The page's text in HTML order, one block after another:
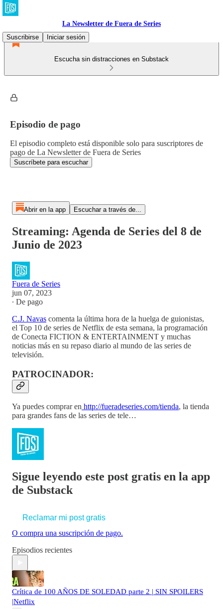
La Newsletter de Fuera de Series
Suscribirse
Iniciar sesión
Escucha sin distracciones en Substack
Episodio de pago
El episodio completo está disponible solo para suscriptores de
pago de La Newsletter de Fuera de Series
Suscríbete para escuchar
Abrir en la app Escuchar a través de...
Streaming: Agenda de Series del 8 de
Junio de 2023
Fuera de Series
jun 07, 2023
∙ De pago
C.J. Navas comenta la última hora de la huelga de guionistas,
el Top 10 de series de Netflix de esta semana, la programación
de Conecta FICTION & ENTERTAINMENT y muchas
noticias más en su repaso diario al mundo de las series de
televisión.
PATROCINADOR:
Ya puedes comprar en http://fueradeseries.com/tienda, la tienda
para grandes fans de las series de tele…
Sigue leyendo este post gratis en la app
de Substack
Reclamar mi post gratis
O compra una suscripción de pago.
Episodios recientes
Crítica de 100 AÑOS DE SOLEDAD parte 2 | SIN SPOILERS
|Netflix